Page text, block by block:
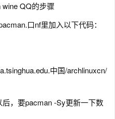
QQ的步骤
口nf里加入以下代码：
中国/archlinuxcn/
，要pacman -Sy更新一下数